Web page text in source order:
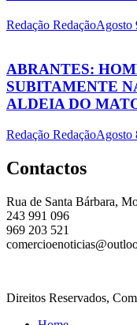
Redação RedaçãoAgosto
ABRANTES:
SUBITAMENTE
ALDEIA DO
Redação RedaçãoAgosto
Contactos
Rua de Santa Bárbara,
243 991 096
969 203 521
Direitos Reservados,